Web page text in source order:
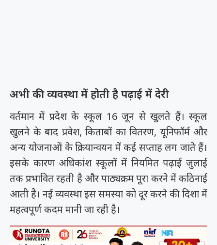
अभी की व्यवस्था में होती है पढ़ाई में देरी
वर्तमान में प्रदेश के स्कूल 16 जून से खुलते हैं। स्कूल
खुलने के बाद प्रवेश, किताबों का वितरण, यूनिफॉर्म और
अन्य योजनाओं के क्रियान्वयन में कई सप्ताह लग जाते हैं।
इसके कारण अधिकांश स्कूलों में नियमित पढ़ाई जुलाई
तक प्रभावित रहती है और पाठ्यक्रम पूरा करने में कठिनाई
आती है। नई व्यवस्था इस समस्या को दूर करने की दिशा में
महत्वपूर्ण कदम मानी जा रही है।